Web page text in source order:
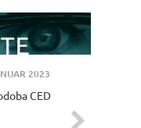
2023
CED